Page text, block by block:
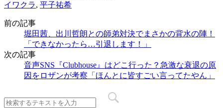
イワクラ, 平子祐希
前の記事
堀田茜、出川哲朗との師弟対決でまさかの背水の陣！
「できなかったら…引退します！」
次の記事
音声SNS『Clubhouse』はどこ行った？急激な衰退の原
因をロザンが考察「ほんとに皆すごい言ってたやん」